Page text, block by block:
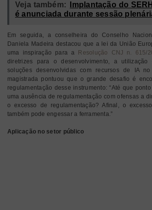
Veja também:
Implantação do
é anunciada durante sessão
Em seguida, a conselheira do Conselho
Daniela Madeira destacou que a lei da União
uma inspiração para a
Resolução CNJ n. 615/
diretrizes para o desenvolvimento, a
soluções desenvolvidas com recursos de IA
magistrada pontuou que o grande desafio é
regulamentação desse instrumento: “Até que
uma ausência de regulamentação com ofensas a
o excesso de regulamentação? Afinal, o
também pode engessar a ferramenta.”
Aplicação no setor público